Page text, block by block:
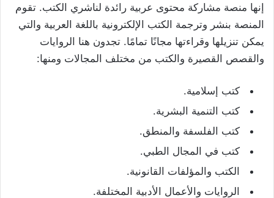
إنها منصة مشاركة محتوى عربية رائدة لناشري الكتب. تقوم
المنصة بنشر وترجمة الكتب الإلكترونية باللغة العربية والتي
يمكن تنزيلها وقراءتها مجانًا تمامًا. تجدون هنا الروايات
والقصص القصيرة والكتب من مختلف المجالات ومنها:
كتب إسلامية.
كتب التنمية البشرية.
كتب الفلسفة والمنطق.
كتب في المجال الطبي.
الكتب والمؤلفات القانونية.
الروايات والأعمال الأدبية المختلفة.